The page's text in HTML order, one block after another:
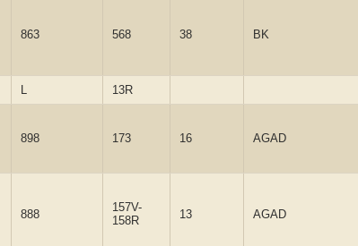
863 568 38 BK
L 13R
898 173 16 AGAD
888
157V-
158R
13 AGAD